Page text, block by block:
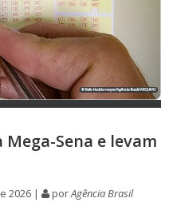
Sena e levam
2026 | porAgência Brasil